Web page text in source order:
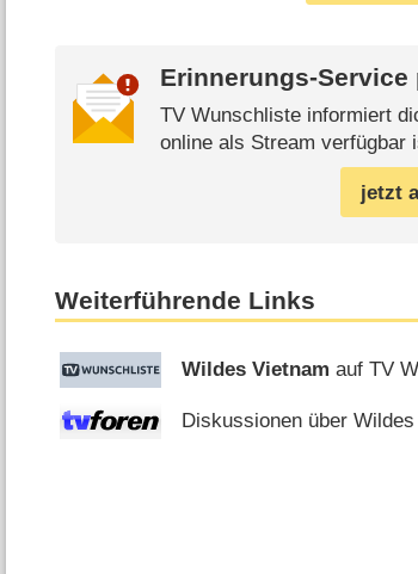
Erinnerungs-Service
TV Wunschliste informiert
online als Stream verfügbar
jetzt
Weiterführende Links
Wildes Vietnam auf TV
Diskussionen über